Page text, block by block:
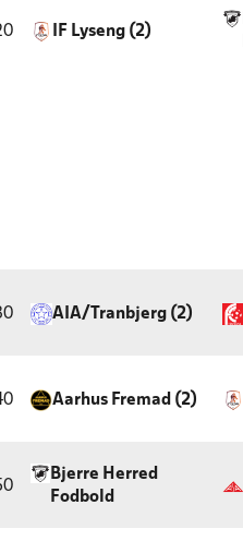
IF Lyseng (2)
AIA/Tranbjerg (2)
Aarhus Fremad (2)
Bjerre Herred
Fodbold